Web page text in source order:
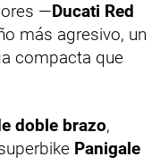
—Ducati Red
más agresivo, un
compacta que
doble brazo,
Panigale